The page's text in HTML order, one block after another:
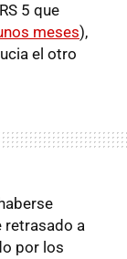
5 que
meses),
el otro
retrasado a
por los